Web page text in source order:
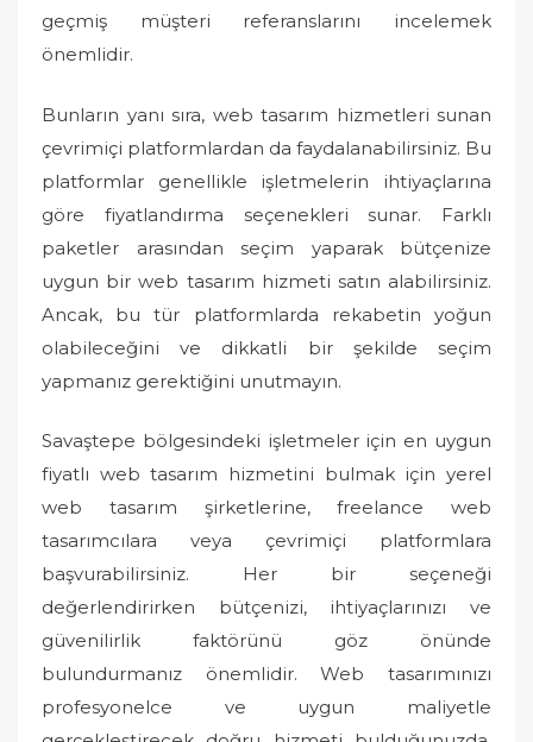
geçmiş müşteri referanslarını incelemek
önemlidir.
Bunların yanı sıra, web tasarım hizmetleri sunan
çevrimiçi platformlardan da faydalanabilirsiniz. Bu
platformlar genellikle işletmelerin ihtiyaçlarına
göre fiyatlandırma seçenekleri sunar. Farklı
paketler arasından seçim yaparak bütçenize
uygun bir web tasarım hizmeti satın alabilirsiniz.
Ancak, bu tür platformlarda rekabetin yoğun
olabileceğini ve dikkatli bir şekilde seçim
yapmanız gerektiğini unutmayın.
Savaştepe bölgesindeki işletmeler için en uygun
fiyatlı web tasarım hizmetini bulmak için yerel
web tasarım şirketlerine, freelance web
tasarımcılara veya çevrimiçi platformlara
başvurabilirsiniz. Her bir seçeneği
değerlendirirken bütçenizi, ihtiyaçlarınızı ve
güvenilirlik faktörünü göz önünde
bulundurmanız önemlidir. Web tasarımınızı
profesyonelce ve uygun maliyetle